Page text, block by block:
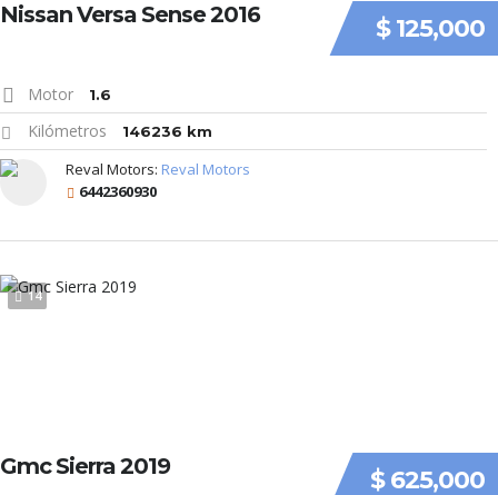
$ 125,000
Nissan Versa Sense 2016
Motor 1.6
Kilómetros 146236 km
Reval Motors: Reval Motors
6442360930
14
$ 625,000
Gmc Sierra 2019